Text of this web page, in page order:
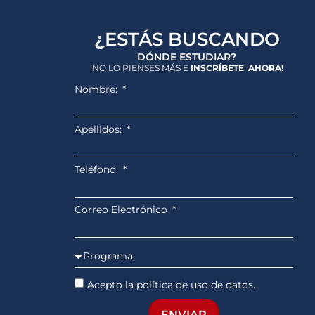
¿ESTÁS BUSCANDO
DÓNDE ESTUDIAR?
¡NO LO PIENSES MÁS E INSCRÍBETE AHORA!
Nombre:
Apellidos:
Teléfono:
Correo Electrónico
Acepto la política de uso de datos.